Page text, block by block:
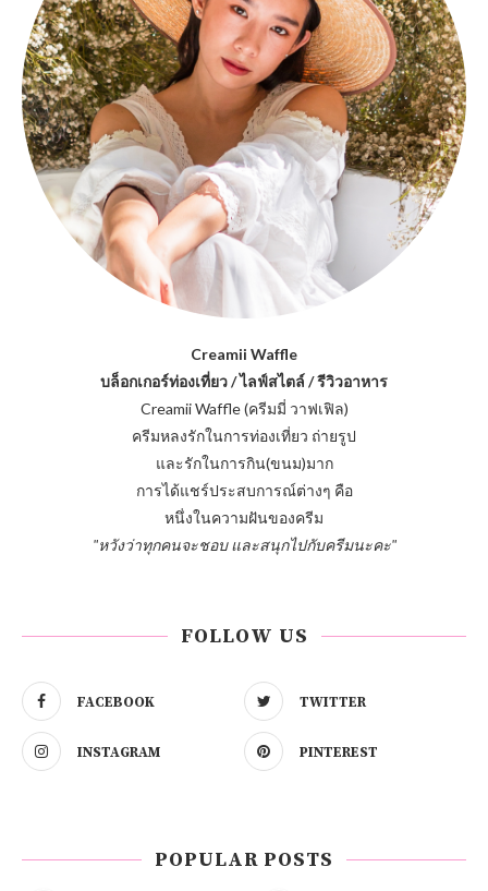
Creamii Waffle
บล็อกเกอร์ท่องเที่ยว / ไลฟ์สไตล์ / รีวิวอาหาร
Creamii Waffle (ครีมมี่ วาฟเฟิล)
ครีมหลงรักในการท่องเที่ยว ถ่ายรูป
และรักในการกิน(ขนม)มาก
การได้แชร์ประสบการณ์ต่างๆ คือ
หนึ่งในความฝันของครีม
"หวังว่าทุกคนจะชอบ และสนุกไปกับครีมนะคะ"
FOLLOW US
FACEBOOK TWITTER
INSTAGRAM PINTEREST
POPULAR POSTS